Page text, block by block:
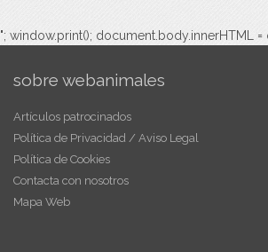
"; window.print(); document.body.innerHTML =
sobre webanimales
Artículos patrocinados
Política de Privacidad / Aviso Legal
Política de Cookies
Contacta con nosotros
Mapa Web